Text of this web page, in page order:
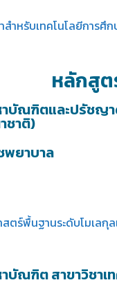
สำหรับเทคโนโลยีการศึ
หลักสู
บัณฑิตและปรัชญ
ชาติ)
ยาบาล
สตร์พื้นฐานระดับโมเลกุ
บัณฑิต สาขาวิชาเ